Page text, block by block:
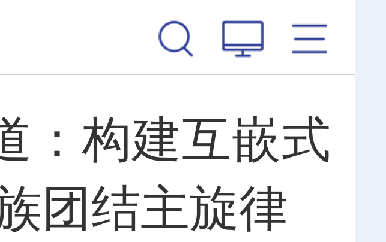
：构建互嵌式
团结主旋律